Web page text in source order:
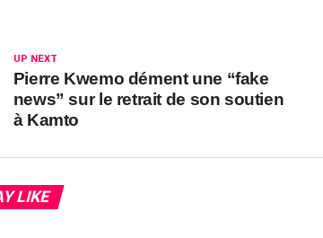
UP NEXT
Pierre Kwemo dément une “fake
news” sur le retrait de son soutien
à Kamto
LIKE